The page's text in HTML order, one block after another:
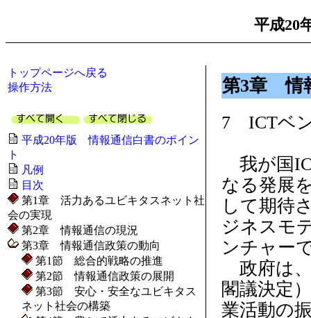
平成20
トップページへ戻る
操作方法
平成20年版 情報通信白書のポイン
ト
凡例
目次
第1章 活力あるユビキタスネット社
会の実現
第2章 情報通信の現況
第3章 情報通信政策の動向
第1節 総合的戦略の推進
第2節 情報通信政策の展開
第3節 安心・安全なユビキタス
ネット社会の構築
第3章 情
7 ICTベ
我が国
なる発展
して期待
ジネスモ
ンチャー
政府は、
閣議決定
業活動の